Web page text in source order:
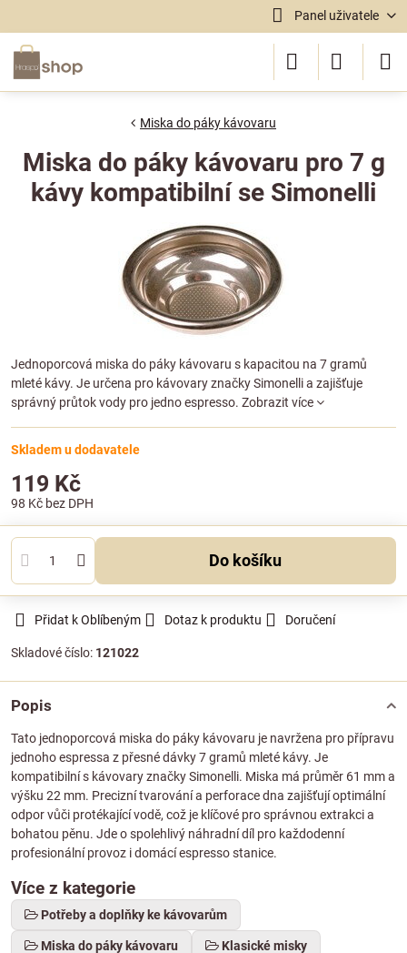
Panel uživatele
Miska do páky kávovaru
Miska do páky kávovaru pro 7 g
kávy kompatibilní se Simonelli
Jednoporcová miska do páky kávovaru s kapacitou na 7 gramů
mleté kávy. Je určena pro kávovary značky Simonelli a zajišťuje
správný průtok vody pro jedno espresso. Zobrazit více
Skladem u dodavatele
119 Kč
98 Kč bez DPH
Do košíku
Přidat k Oblíbeným Dotaz k produktu Doručení
Skladové číslo: 121022
Popis
Tato jednoporcová miska do páky kávovaru je navržena pro přípravu
jednoho espressa z přesné dávky 7 gramů mleté kávy. Je
kompatibilní s kávovary značky Simonelli. Miska má průměr 61 mm a
výšku 22 mm. Precizní tvarování a perforace dna zajišťují optimální
odpor vůči protékající vodě, což je klíčové pro správnou extrakci a
bohatou pěnu. Jde o spolehlivý náhradní díl pro každodenní
profesionální provoz i domácí espresso stanice.
Více z kategorie
Potřeby a doplňky ke kávovarům
Miska do páky kávovaru Klasické misky